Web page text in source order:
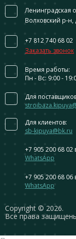
Сopyright © 2026.
Все права
Ленинградская
Волховский р-н,
+7 812 740 68 02
Заказать звонок
Время работы:
Пн - Вс: 9:00 -
Для
Для клиентов:
sb-kipuya@bk.ru
+7 905 200 68 02
WhatsApp
+7 905 200 68 06
WhatsApp